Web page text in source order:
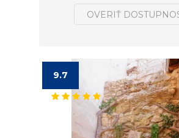
OVERIŤ
9.7